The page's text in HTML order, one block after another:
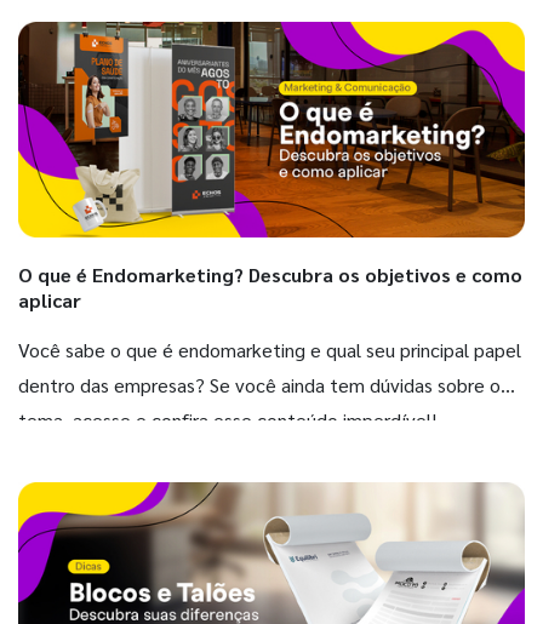
O que é Endomarketing? Descubra os objetivos e como
aplicar
Você sabe o que é endomarketing e qual seu principal papel
dentro das empresas? Se você ainda tem dúvidas sobre o
tema, acesse e confira esse conteúdo imperdível!